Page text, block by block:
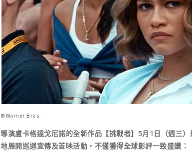
©Warner Bros.
導演盧卡格達戈尼諾的全新作品【挑戰者】5月1日（週三
地展開巡迴宣傳及首映活動，不僅獲得全球影評一致盛讚